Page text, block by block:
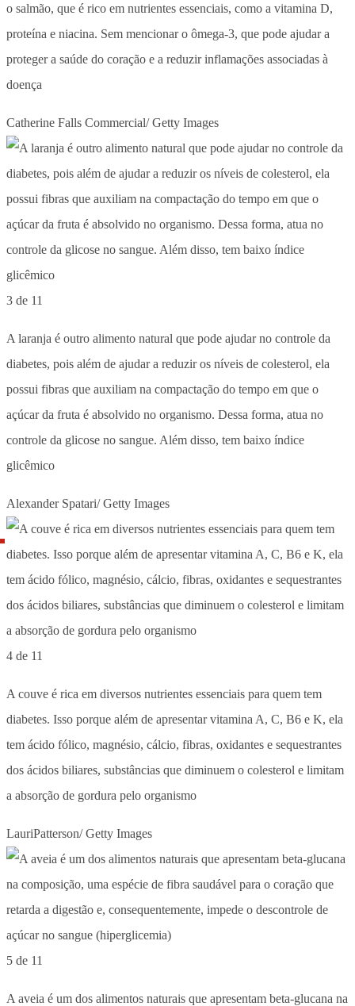
o salmão, que é rico em nutrientes essenciais, como a vitamina D,
proteína e niacina. Sem mencionar o ômega-3, que pode ajudar a
proteger a saúde do coração e a reduzir inflamações associadas à
doença
Catherine Falls Commercial/ Getty Images
3 de 11
A laranja é outro alimento natural que pode ajudar no controle da
diabetes, pois além de ajudar a reduzir os níveis de colesterol, ela
possui fibras que auxiliam na compactação do tempo em que o
açúcar da fruta é absolvido no organismo. Dessa forma, atua no
controle da glicose no sangue. Além disso, tem baixo índice
glicêmico
Alexander Spatari/ Getty Images
4 de 11
A couve é rica em diversos nutrientes essenciais para quem tem
diabetes. Isso porque além de apresentar vitamina A, C, B6 e K, ela
tem ácido fólico, magnésio, cálcio, fibras, oxidantes e sequestrantes
dos ácidos biliares, substâncias que diminuem o colesterol e limitam
a absorção de gordura pelo organismo
LauriPatterson/ Getty Images
5 de 11
A aveia é um dos alimentos naturais que apresentam beta-glucana na